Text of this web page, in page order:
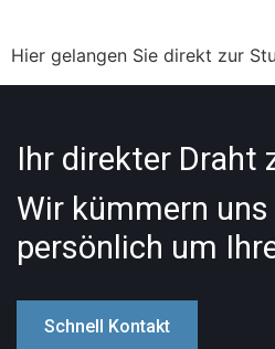
Hier gelangen Sie direkt zur
Ihr direkter Draht
Wir kümmern uns
persönlich um
Schnell Kontakt